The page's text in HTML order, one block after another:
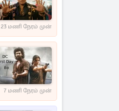
23 மணி நேரம் முன்
7 மணி நேரம் முன்